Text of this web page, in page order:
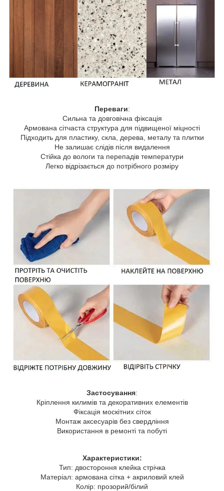
Переваги:
Сильна та довговічна фіксація
Армована сітчаста структура для підвищеної міцності
Підходить для пластику, скла, дерева, металу та плитки
Не залишає слідів після видалення
Стійка до вологи та перепадів температури
Легко відрізається до потрібного розміру
Застосування:
Кріплення килимів та декоративних елементів
Фіксація москітних сіток
Монтаж аксесуарів без свердління
Використання в ремонті та побуті
Характеристики:
Тип: двостороння клейка стрічка
Матеріал: армована сітка + акриловий клей
Колір: прозорий/білий